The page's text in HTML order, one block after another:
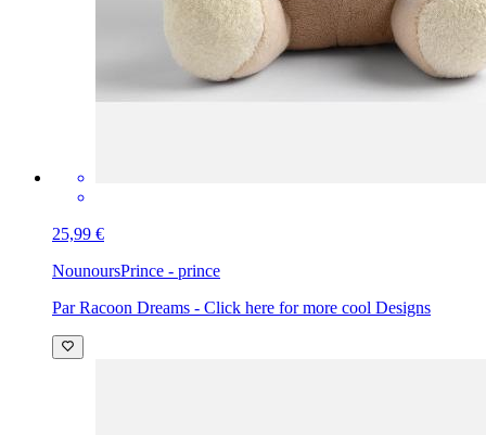
25,99 €
NounoursPrince - prince
Par Racoon Dreams - Click here for more cool Designs